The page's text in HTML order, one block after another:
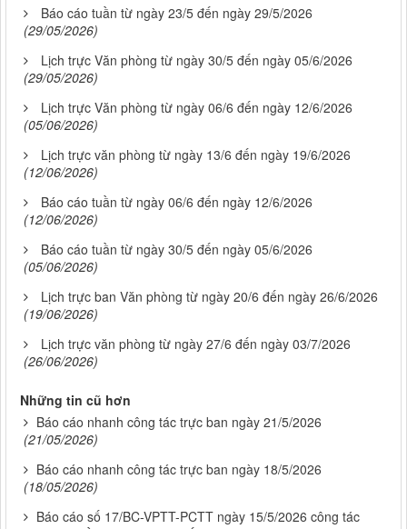
Báo cáo tuần từ ngày 23/5 đến ngày 29/5/2026
(29/05/2026)
Lịch trực Văn phòng từ ngày 30/5 đến ngày 05/6/2026
(29/05/2026)
Lịch trực Văn phòng từ ngày 06/6 đến ngày 12/6/2026
(05/06/2026)
Lịch trực văn phòng từ ngày 13/6 đến ngày 19/6/2026
(12/06/2026)
Báo cáo tuần từ ngày 06/6 đến ngày 12/6/2026
(12/06/2026)
Báo cáo tuần từ ngày 30/5 đến ngày 05/6/2026
(05/06/2026)
Lịch trực ban Văn phòng từ ngày 20/6 đến ngày 26/6/2026
(19/06/2026)
Lịch trực văn phòng từ ngày 27/6 đến ngày 03/7/2026
(26/06/2026)
Những tin cũ hơn
Báo cáo nhanh công tác trực ban ngày 21/5/2026
(21/05/2026)
Báo cáo nhanh công tác trực ban ngày 18/5/2026
(18/05/2026)
Báo cáo số 17/BC-VPTT-PCTT ngày 15/5/2026 công tác